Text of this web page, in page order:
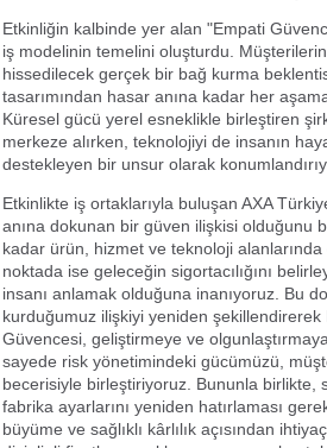
Etkinliğin kalbinde yer alan "Empati
iş modelinin temelini oluşturdu.
hissedilecek gerçek bir bağ kurma
tasarımından hasar anına kadar her
Küresel gücü yerel esneklikle birleştiren
merkeze alırken, teknolojiyi de insanın
destekleyen bir unsur olarak
Etkinlikte iş ortaklarıyla buluşan AXA
anına dokunan bir güven ilişkisi olduğunu
kadar ürün, hizmet ve teknoloji
noktada ise geleceğin sigortacılığını
insanı anlamak olduğuna inanıyoruz. Bu
kurduğumuz ilişkiyi yeniden
Güvencesi, geliştirmeye ve
sayede risk yönetimindeki gücümüzü,
becerisiyle birleştiriyoruz. Bununla
fabrika ayarlarını yeniden hatırlaması
büyüme ve sağlıklı kârlılık açısından